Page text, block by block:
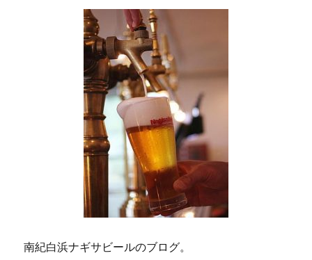
南紀白浜ナギサビールのブログ。